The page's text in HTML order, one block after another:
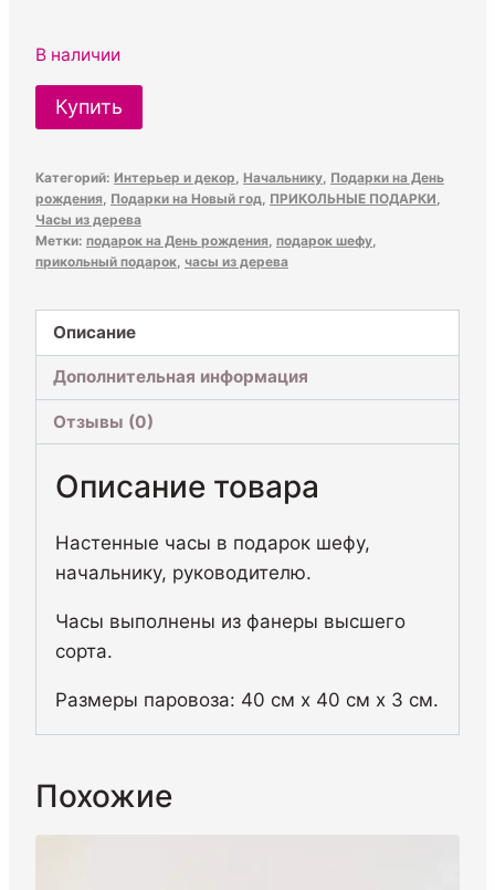
В наличии
Количество
товара
настенные
начальнику
Купить
Категорий: Интерьер и декор, Начальнику, Подарки на День
рождения, Подарки на Новый год, ПРИКОЛЬНЫЕ ПОДАРКИ,
Часы из дерева
Метки: подарок на День рождения, подарок шефу,
прикольный подарок, часы из дерева
Описание
Дополнительная информация
Отзывы (0)
Описание товара
Настенные часы в подарок шефу,
начальнику, руководителю.
Часы выполнены из фанеры высшего
сорта.
Размеры паровоза: 40 см х 40 см х 3 см.
Похожие